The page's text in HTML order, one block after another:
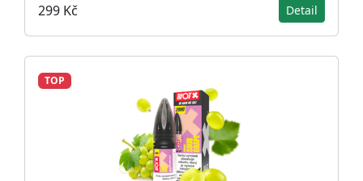
299 Kč Detail
TOP